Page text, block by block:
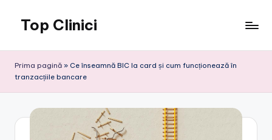
content
Top Clinici
Prima pagină » Ce înseamnă BIC la card și cum funcționează în
tranzacțiile bancare